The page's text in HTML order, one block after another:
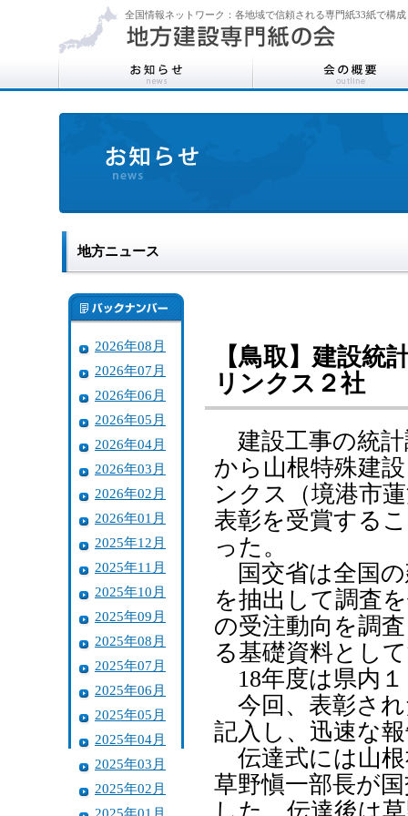
全国情報ネットワーク：各地域で信頼される専門紙33紙で構成
地方ニュース
2026年08月
2026年07月
2026年06月
2026年05月
2026年04月
2026年03月
2026年02月
2026年01月
2025年12月
2025年11月
2025年10月
2025年09月
2025年08月
2025年07月
2025年06月
2025年05月
2025年04月
2025年03月
2025年02月
2025年01月
【鳥取】建設統
リンクス２社
建設工事の統計
から山根特殊建
ンクス（境港市
表彰を受賞する
った。
国交省は全国の
を抽出して調査
の受注動向を調
る基礎資料とし
18年度は県内
今回、表彰され
記入し、迅速な
伝達式には山根
草野愼一部長が